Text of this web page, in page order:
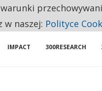
PODSTAWOWE ZAKUPY
IMPACT 300RESEARCH
w naszej: Polityce